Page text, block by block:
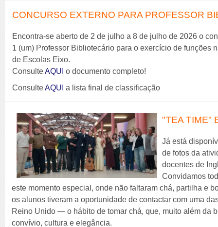
CONCURSO EXTERNO PARA PROFESSOR
Encontra-se aberto de 2 de julho a 8 de julho de 2026 o
1 (um) Professor Bibliotecário para o exercício de funções
de Escolas Eixo.
ConsulteAQUI o documento completo!
ConsulteAQUI a lista final de classificação
"TEA TIME"
Já está
de fotos da
docentes de
Convidamos
este momento especial, onde não faltaram chá, partilha e
os alunos tiveram a oportunidade de contactar com uma
Reino Unido — o hábito de tomar chá, que, muito além da
convívio, cultura e elegância.